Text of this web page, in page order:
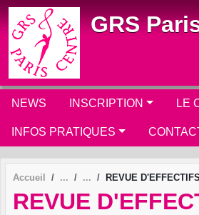
GRS
NEWS INSCRIPTION LE
INFOS PRATIQUES
Accueil REVUE D'EFFECTIFS
REVUE
Panneau de gestion des cookies